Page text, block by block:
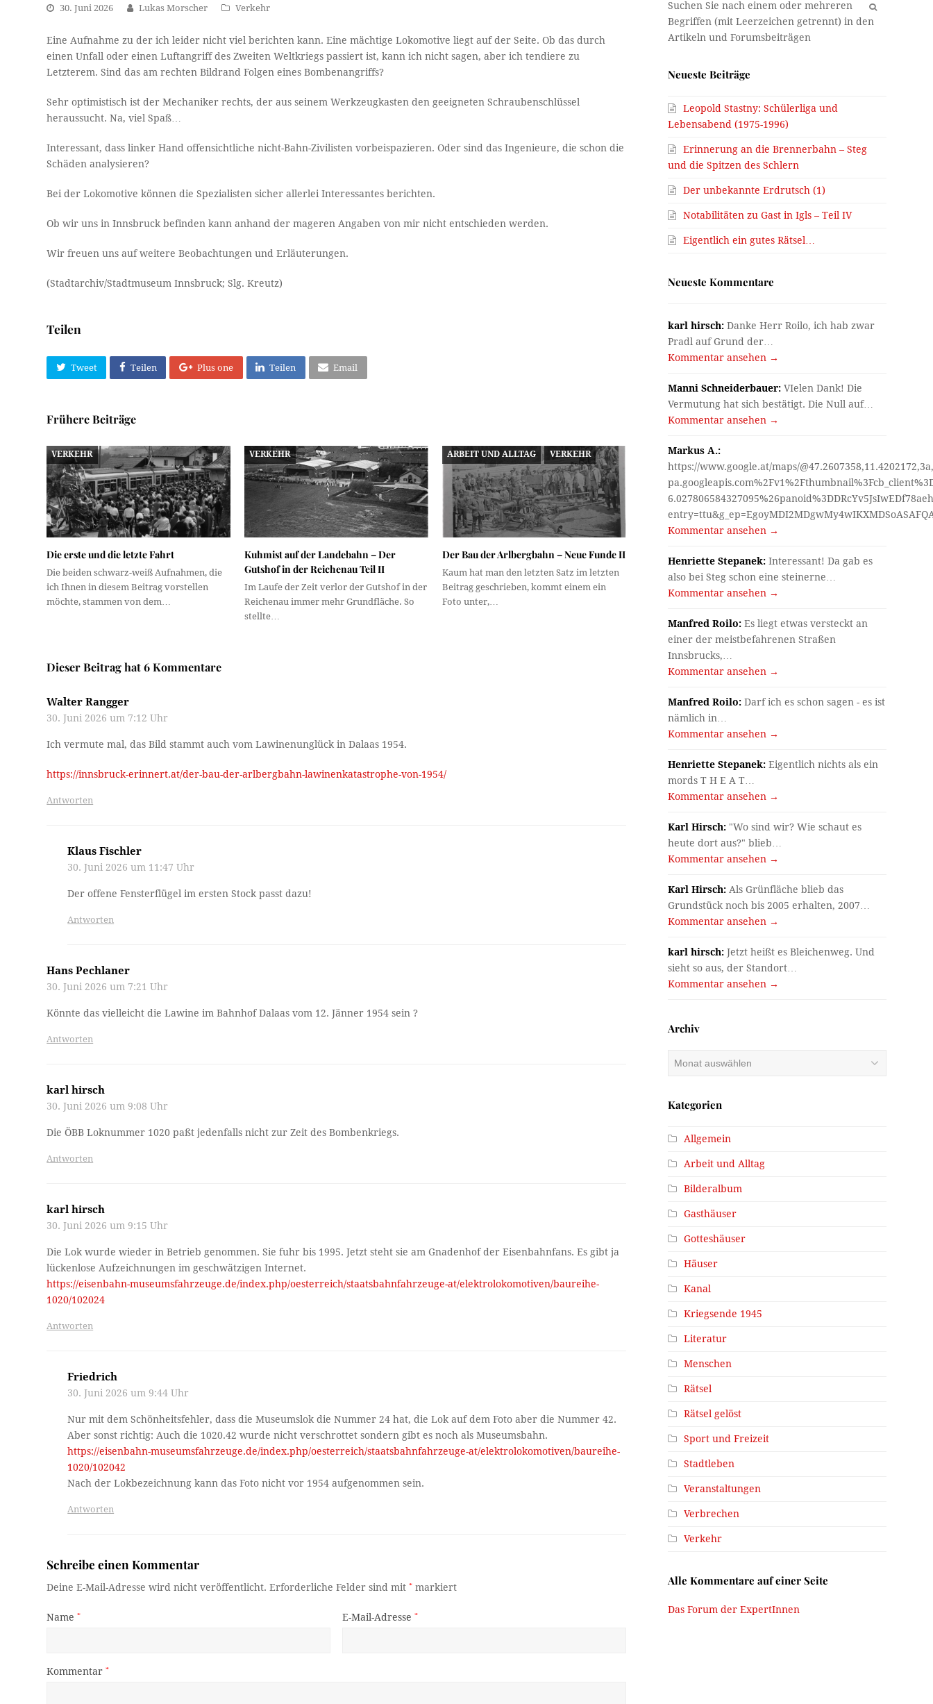
30. Juni 2026 Lukas Morscher Verkehr
Eine Aufnahme zu der ich leider nicht viel berichten kann. Eine mächtige Lokomotive liegt auf der Seite. Ob das durch
einen Unfall oder einen Luftangriff des Zweiten Weltkriegs passiert ist, kann ich nicht sagen, aber ich tendiere zu
Letzterem. Sind das am rechten Bildrand Folgen eines Bombenangriffs?
Sehr optimistisch ist der Mechaniker rechts, der aus seinem Werkzeugkasten den geeigneten Schraubenschlüssel
heraussucht. Na, viel Spaß…
Interessant, dass linker Hand offensichtliche nicht-Bahn-Zivilisten vorbeispazieren. Oder sind das Ingenieure, die schon die
Schäden analysieren?
Bei der Lokomotive können die Spezialisten sicher allerlei Interessantes berichten.
Ob wir uns in Innsbruck befinden kann anhand der mageren Angaben von mir nicht entschieden werden.
Wir freuen uns auf weitere Beobachtungen und Erläuterungen.
(Stadtarchiv/Stadtmuseum Innsbruck; Slg. Kreutz)
Teilen
Tweet Teilen Plus one Teilen Email
Frühere Beiträge
VERKEHR
Die erste und die letzte Fahrt
Die beiden schwarz-weiß Aufnahmen, die
ich Ihnen in diesem Beitrag vorstellen
möchte, stammen von dem…
VERKEHR
Kuhmist auf der Landebahn – Der
Gutshof in der Reichenau Teil II
Im Laufe der Zeit verlor der Gutshof in der
Reichenau immer mehr Grundfläche. So
stellte…
ARBEIT UND ALLTAG VERKEHR
Der Bau der Arlbergbahn – Neue Funde II
Kaum hat man den letzten Satz im letzten
Beitrag geschrieben, kommt einem ein
Foto unter,…
Dieser Beitrag hat 6 Kommentare
Walter Rangger
30. Juni 2026 um 7:12 Uhr
Ich vermute mal, das Bild stammt auch vom Lawinenunglück in Dalaas 1954.
https://innsbruck-erinnert.at/der-bau-der-arlbergbahn-lawinenkatastrophe-von-1954/
Antworten
Klaus Fischler
30. Juni 2026 um 11:47 Uhr
Der offene Fensterflügel im ersten Stock passt dazu!
Antworten
Hans Pechlaner
30. Juni 2026 um 7:21 Uhr
Könnte das vielleicht die Lawine im Bahnhof Dalaas vom 12. Jänner 1954 sein ?
Antworten
karl hirsch
30. Juni 2026 um 9:08 Uhr
Die ÖBB Loknummer 1020 paßt jedenfalls nicht zur Zeit des Bombenkriegs.
Antworten
karl hirsch
30. Juni 2026 um 9:15 Uhr
Die Lok wurde wieder in Betrieb genommen. Sie fuhr bis 1995. Jetzt steht sie am Gnadenhof der Eisenbahnfans. Es gibt ja
lückenlose Aufzeichnungen im geschwätzigen Internet.
https://eisenbahn-museumsfahrzeuge.de/index.php/oesterreich/staatsbahnfahrzeuge-at/elektrolokomotiven/baureihe-
1020/102024
Antworten
Friedrich
30. Juni 2026 um 9:44 Uhr
Nur mit dem Schönheitsfehler, dass die Museumslok die Nummer 24 hat, die Lok auf dem Foto aber die Nummer 42.
Aber sonst richtig: Auch die 1020.42 wurde nicht verschrottet sondern gibt es noch als Museumsbahn.
https://eisenbahn-museumsfahrzeuge.de/index.php/oesterreich/staatsbahnfahrzeuge-at/elektrolokomotiven/baureihe-
1020/102042
Nach der Lokbezeichnung kann das Foto nicht vor 1954 aufgenommen sein.
Antworten
Schreibe einen Kommentar
Deine E-Mail-Adresse wird nicht veröffentlicht. Erforderliche Felder sind mit* markiert
Name* E-Mail-Adresse *
Kommentar*
OK
Neueste Beiträge
Leopold Stastny: Schülerliga und
Lebensabend (1975-1996)
Erinnerung an die Brennerbahn – Steg
und die Spitzen des Schlern
Der unbekannte Erdrutsch (1)
Notabilitäten zu Gast in Igls – Teil IV
Eigentlich ein gutes Rätsel…
Neueste Kommentare
karl hirsch: Danke Herr Roilo, ich hab zwar
Pradl auf Grund der…
Kommentar ansehen →
Manni Schneiderbauer: VIelen Dank! Die
Vermutung hat sich bestätigt. Die Null auf…
Kommentar ansehen →
Markus A.:
https://www.google.at/maps/
Kommentar ansehen →
Henriette Stepanek: Interessant! Da gab es
also bei Steg schon eine steinerne…
Kommentar ansehen →
Manfred Roilo: Es liegt etwas versteckt an
einer der meistbefahrenen Straßen
Innsbrucks,…
Kommentar ansehen →
Manfred Roilo: Darf ich es schon sagen - es ist
nämlich in…
Kommentar ansehen →
Henriette Stepanek: Eigentlich nichts als ein
mords T H E A T…
Kommentar ansehen →
Karl Hirsch: "Wo sind wir? Wie schaut es
heute dort aus?" blieb…
Kommentar ansehen →
Karl Hirsch: Als Grünfläche blieb das
Grundstück noch bis 2005 erhalten, 2007…
Kommentar ansehen →
karl hirsch: Jetzt heißt es Bleichenweg. Und
sieht so aus, der Standort…
Kommentar ansehen →
Archiv
Archiv
Kategorien
Allgemein
Arbeit und Alltag
Bilderalbum
Gasthäuser
Gotteshäuser
Häuser
Kanal
Kriegsende 1945
Literatur
Menschen
Rätsel
Rätsel gelöst
Sport und Freizeit
Stadtleben
Veranstaltungen
Verbrechen
Verkehr
Alle Kommentare auf einer Seite
Das Forum der ExpertInnen